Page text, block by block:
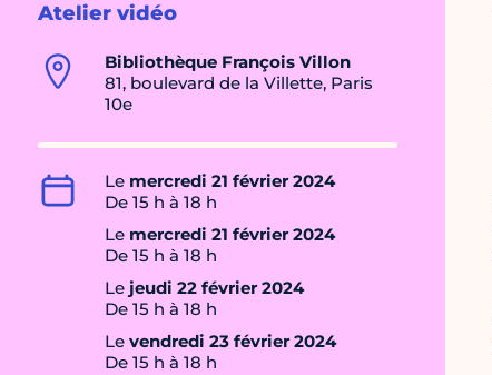
Atelier vidéo
Bibliothèque François Villon
81, boulevard de la Villette, Paris
10e
Le mercredi 21 février 2024
De 15 h à 18 h
Le mercredi 21 février 2024
De 15 h à 18 h
Le jeudi 22 février 2024
De 15 h à 18 h
Le vendredi 23 février 2024
De 15 h à 18 h